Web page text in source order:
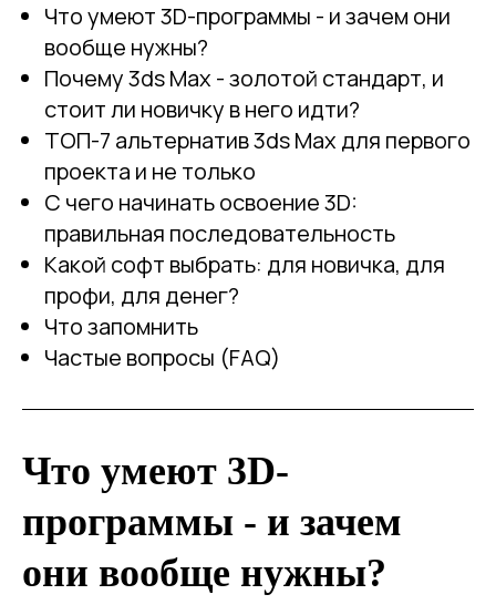
Что умеют 3D-программы - и зачем они
вообще нужны?
Почему 3ds Max - золотой стандарт, и
стоит ли новичку в него идти?
ТОП-7 альтернатив 3ds Max для первого
проекта и не только
С чего начинать освоение 3D:
правильная последовательность
Какой софт выбрать: для новичка, для
профи, для денег?
Что запомнить
Частые вопросы (FAQ)
Что умеют 3D-
программы - и зачем
они вообще нужны?